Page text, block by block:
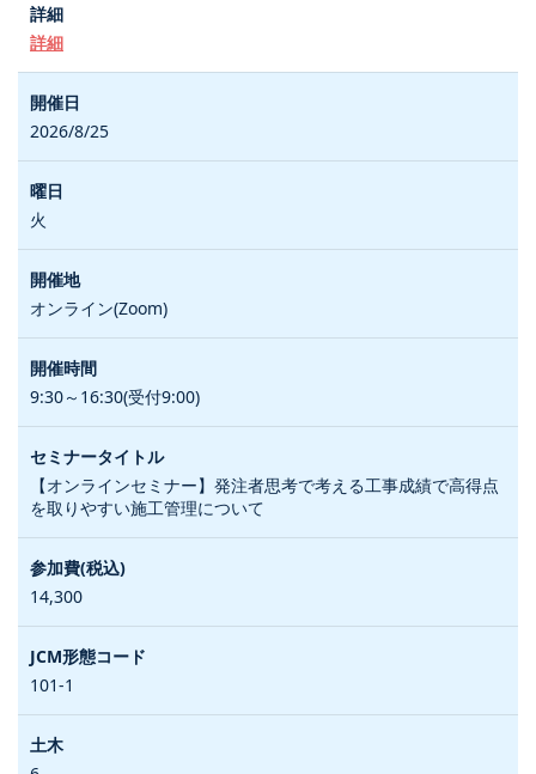
詳細
2026/8/25
火
オンライン(Zoom)
9:30～16:30(受付9:00)
【オンラインセミナー】発注者思考で考える工事成績で高得点
を取りやすい施工管理について
14,300
101-1